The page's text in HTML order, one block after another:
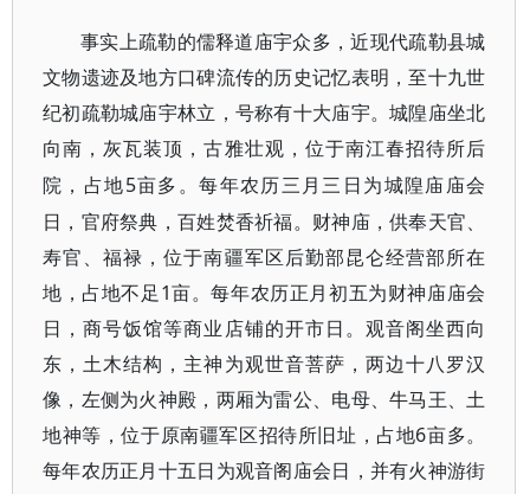
事实上疏勒的儒释道庙宇众多，近现代疏勒县城
文物遗迹及地方口碑流传的历史记忆表明，至十九世
纪初疏勒城庙宇林立，号称有十大庙宇。城隍庙坐北
向南，灰瓦装顶，古雅壮观，位于南江春招待所后
院，占地5亩多。每年农历三月三日为城隍庙庙会
日，官府祭典，百姓焚香祈福。财神庙，供奉天官、
寿官、福禄，位于南疆军区后勤部昆仑经营部所在
地，占地不足1亩。每年农历正月初五为财神庙庙会
日，商号饭馆等商业店铺的开市日。观音阁坐西向
东，土木结构，主神为观世音菩萨，两边十八罗汉
像，左侧为火神殿，两厢为雷公、电母、牛马王、土
地神等，位于原南疆军区招待所旧址，占地6亩多。
每年农历正月十五日为观音阁庙会日，并有火神游街